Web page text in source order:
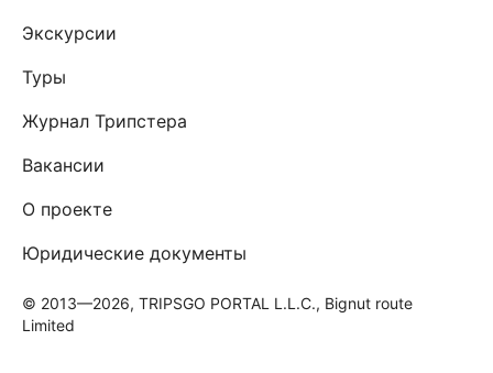
Экскурсии
Туры
Журнал Трипстера
Вакансии
О проекте
Юридические документы
© 2013—2026, TRIPSGO PORTAL L.L.C., Bignut route
Limited